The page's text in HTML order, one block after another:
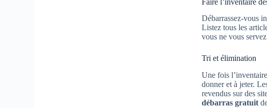
Débarrassez-vous
Listez tous les
vous ne vous
Tri et élimination
Une fois
donner et à jeter.
revendus sur des
débarras gratuit